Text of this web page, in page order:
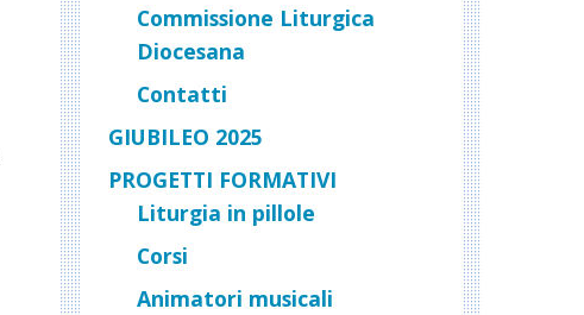
Commissione Liturgica
Diocesana
Contatti
GIUBILEO 2025
PROGETTI FORMATIVI
Liturgia in pillole
Corsi
Animatori musicali